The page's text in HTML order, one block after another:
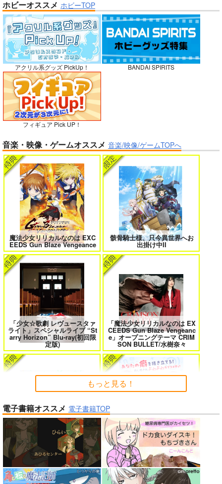
カート カート カート
No.10
作って食べよう陸軍
飯-野外炊事・携行食
編-
シオサイ。
1,100円（税込）
ミリタリー
サンプル
カート
完全解呪のプリースト 2
嫁候補、うちに住むらしい。 #古民
家・美少女3人・耳付き幼馴染
禁断で禁断じゃないちょっと禁断な
義兄妹ラブコメは未遂えっちから始
英雄戦記～ 10
ボクの理想の異世界生活 転生したら
ケモ耳娘だらけの世界でハーレムに
3
異世界から来た君と共に過ごす日常
2
＃ラブコメ好きとこっそり繋がりた
い
エロゲの鬱エンドからヒロイン達を
救済したら 2
女友達は頼めば意外とヤらせてくれ
る 8
HELL’o WORK！～賽の河原で積石
を崩すだけの簡単なお仕事って聞い
たのに～
よくある令嬢転生だと思ったのに 5
孤独だった国民的美少女の妹を一晩
泊めたら懐かれた
人狼機ウィンヴルガ ー叛逆篇ー 5
ホビーオススメ ホビーTOP
アクリル系グッズ PickUp！ BANDAI SPIRITS
フィギュア Pick UP！
音楽・映像・ゲームオススメ 音楽/映像/ゲームTOPへ
魔法少女リリカルなのは EXC
EEDS Gun Blaze Vengeance
骸骨騎士様、只今異世界へお
出掛け中II
「少女☆歌劇 レヴュースタァ
ライト」スペシャルライブ “St
arry Horizon” Blu-ray(初回限
定版)
「魔法少女リリカルなのは EX
CEEDS Gun Blaze Vengeanc
e」オープニングテーマ CRIM
SON BULLET/水樹奈々
Summer Challenger/水瀬いの
よわよわ先生
もっと見る！
電子書籍オススメ 電子書籍TOP